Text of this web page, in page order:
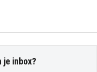
inbox?